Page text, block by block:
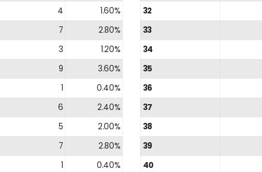
4
1.60%
7
2.80%
3
1.20%
9
3.60%
1
0.40%
6
2.40%
5
2.00%
7
2.80%
1
0.40%
32
33
34
35
36
37
38
39
40